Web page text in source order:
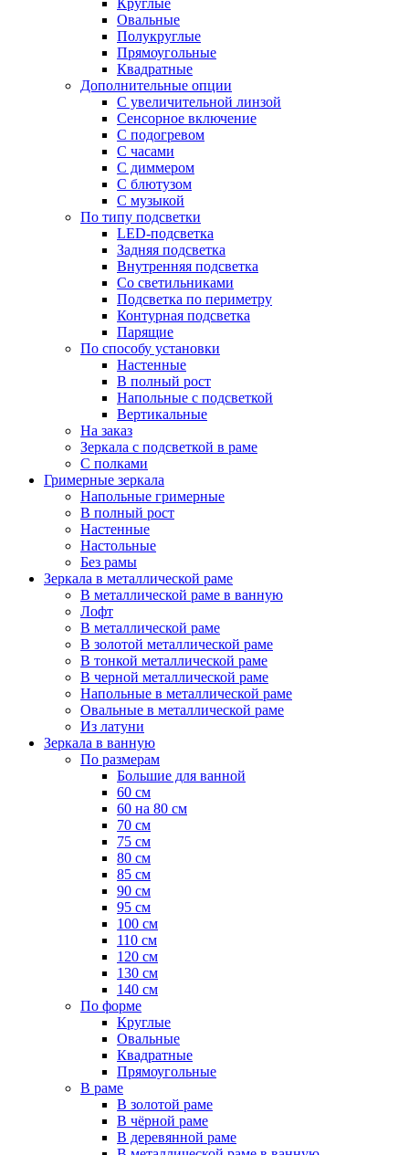
Круглые
Овальные
Полукруглые
Прямоугольные
Квадратные
Дополнительные опции
C увеличительной линзой
Сенсорное включение
С подогревом
С часами
С диммером
С блютузом
С музыкой
По типу подсветки
LED-подсветка
Задняя подсветка
Внутренняя подсветка
Со светильниками
Подсветка по периметру
Контурная подсветка
Парящие
По способу установки
Настенные
В полный рост
Напольные с подсветкой
Вертикальные
На заказ
Зеркала с подсветкой в раме
С полками
Гримерные зеркала
Напольные гримерные
В полный рост
Настенные
Настольные
Без рамы
Зеркала в металлической раме
В металлической раме в ванную
Лофт
В металлической раме
В золотой металлической раме
В тонкой металлической раме
В черной металлической раме
Напольные в металлической раме
Овальные в металлической раме
Из латуни
Зеркала в ванную
По размерам
Большие для ванной
60 см
60 на 80 см
70 см
75 см
80 см
85 см
90 см
95 см
100 см
110 см
120 см
130 см
140 см
По форме
Круглые
Овальные
Квадратные
Прямоугольные
В раме
В золотой раме
В чёрной раме
В деревянной раме